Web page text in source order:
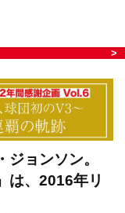
ョンソン。
は、2016年リ